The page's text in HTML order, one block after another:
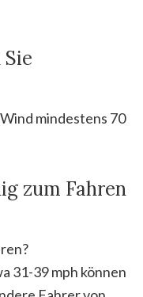
mindestens 70
zum Fahren
31-39 mph können